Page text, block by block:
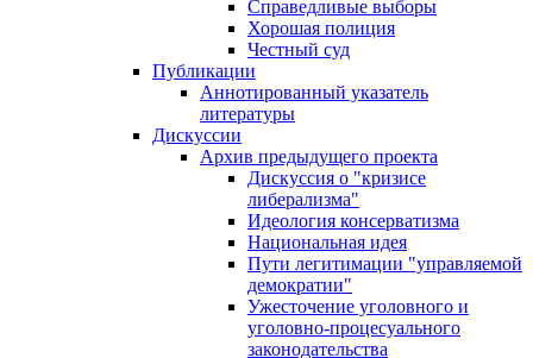
Справедливые выборы
Хорошая полиция
Честный суд
Публикации
Аннотированный указатель
литературы
Дискуссии
Архив предыдущего проекта
Дискуссия о "кризисе
либерализма"
Идеология консерватизма
Национальная идея
Пути легитимации "управляемой
демократии"
Ужесточение уголовного и
уголовно-процесуального
законодательства